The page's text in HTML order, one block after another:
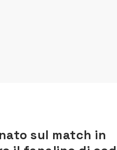
sul match in